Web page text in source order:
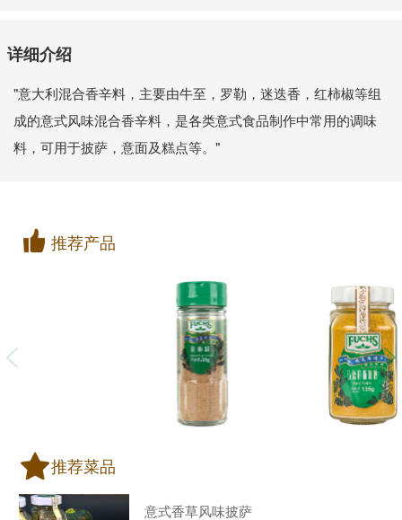
详细介绍
"意大利混合香辛料，主要由牛至，罗勒，迷迭香，红柿椒等组
成的意式风味混合香辛料，是各类意式食品制作中常用的调味
料，可用于披萨，意面及糕点等。"
推荐产品
推荐菜品
意式香草风味披萨